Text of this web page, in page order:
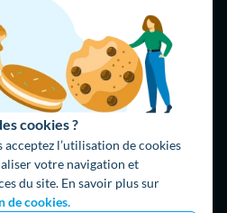
cookies ?
l’utilisation de cookies
votre navigation et
du site. En savoir plus sur
de cookies.
60 60
(8h-21h)
Paris
par Hello Watt